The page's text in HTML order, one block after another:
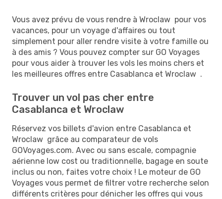
Vous avez prévu de vous rendre à Wroclaw pour vos
vacances, pour un voyage d'affaires ou tout
simplement pour aller rendre visite à votre famille ou
à des amis ? Vous pouvez compter sur GO Voyages
pour vous aider à trouver les vols les moins chers et
les meilleures offres entre Casablanca et Wroclaw .
Trouver un vol pas cher entre
Casablanca et Wroclaw
Réservez vos billets d'avion entre Casablanca et
Wroclaw grâce au comparateur de vols
GOVoyages.com. Avec ou sans escale, compagnie
aérienne low cost ou traditionnelle, bagage en soute
inclus ou non, faites votre choix ! Le moteur de GO
Voyages vous permet de filtrer votre recherche selon
différents critères pour dénicher les offres qui vous